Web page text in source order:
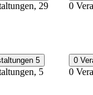
29 0
5
5
0
0